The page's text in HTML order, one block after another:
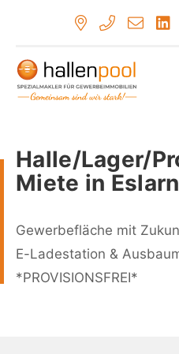
springen
Halle/Lager/
Miete in Eslarn
Gewerbefläche mit
E-Ladestation &
*PROVISIONSFREI*